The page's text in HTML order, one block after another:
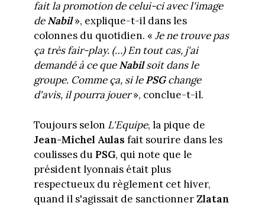
fait la promotion de celui-ci avec l'image
deNabil», explique-t-il dans les
colonnes du quotidien. « Je ne trouve pas
ça très fair-play. (…) En tout cas, j'ai
demandé à ce queNabilsoit dans le
groupe. Comme ça, si lePSGchange
d'avis, il pourra jouer», conclue-t-il.
Toujours selon L'Equipe, la pique de
Jean-Michel Aulas fait sourire dans les
coulisses du PSG, qui note que le
président lyonnais était plus
respectueux du règlement cet hiver,
quand il s'agissait de sanctionnerZlatan